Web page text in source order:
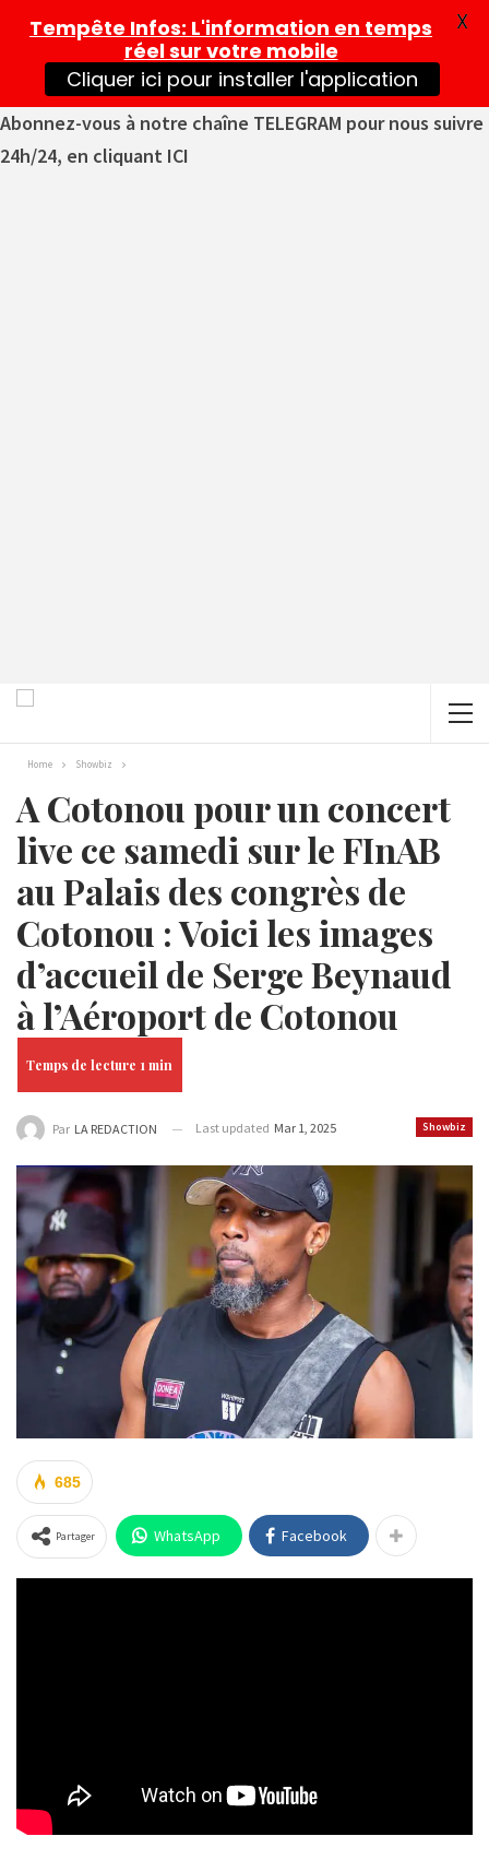
Abonnez-vous à notre chaîne TELEGRAM pour nous suivre
24h/24, en cliquant ICI
Home Showbiz
A Cotonou pour un concert
live ce samedi sur le FInAB
au Palais des congrès de
Cotonou : Voici les images
d’accueil de Serge Beynaud
à l’Aéroport de Cotonou
Showbiz
Par LA REDACTION Last updated Mar 1, 2025
685
Partager WhatsApp Facebook
Tempête Infos: L'information en temps
réel sur votre mobile
Cliquer ici pour installer l'application
X